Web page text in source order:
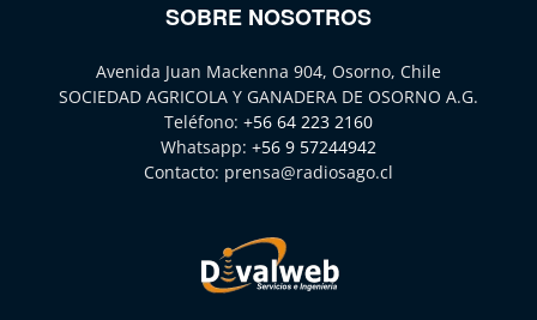
SOBRE NOSOTROS
Avenida Juan Mackenna 904, Osorno, Chile
SOCIEDAD AGRICOLA Y GANADERA DE OSORNO A.G.
Teléfono: +56 64 223 2160
Whatsapp: +56 9 57244942
Contacto: prensa@radiosago.cl